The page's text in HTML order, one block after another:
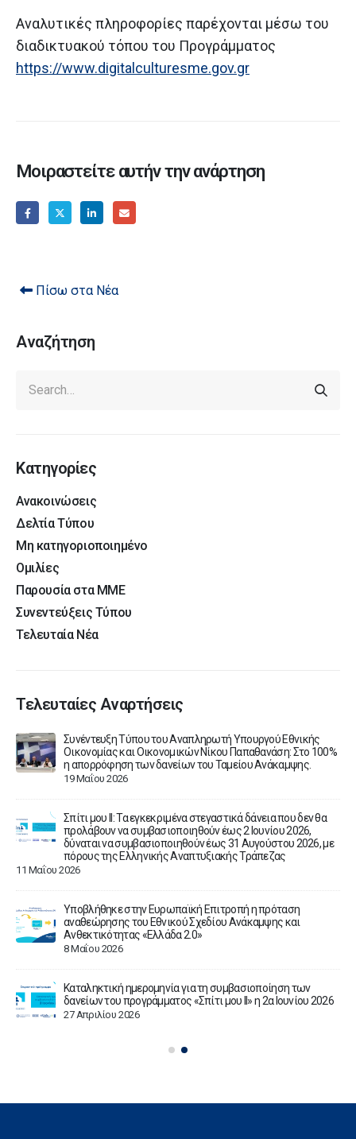
Αναλυτικές πληροφορίες παρέχονται μέσω του
διαδικτυακού τόπου του Προγράμματος
https://www.digitalculturesme.gov.gr
Μοιραστείτε αυτήν την ανάρτηση
Πίσω στα Νέα
Αναζήτηση
Κατηγορίες
Ανακοινώσεις
Δελτία Τύπου
Μη κατηγοριοποιημένο
Ομιλίες
Παρουσία στα ΜΜΕ
Συνεντεύξεις Τύπου
Τελευταία Νέα
Τελευταίες Αναρτήσεις
Συνέντευξη Τύπου του Αναπληρωτή Υπουργού Εθνικής
Οικονομίας και Οικονομικών Νίκου Παπαθανάση: Στο 100%
η απορρόφηση των δανείων του Ταμείου Ανάκαμψης.
19 Μαΐου 2026
Σπίτι μου ΙΙ: Τα εγκεκριμένα στεγαστικά δάνεια που δεν θα
προλάβουν να συμβασιοποιηθούν έως 2 Ιουνίου 2026,
δύναται να συμβασιοποιηθούν έως 31 Αυγούστου 2026, με
πόρους της Ελληνικής Αναπτυξιακής Τράπεζας
11 Μαΐου 2026
Υποβλήθηκε στην Ευρωπαϊκή Επιτροπή η πρόταση
αναθεώρησης του Εθνικού Σχεδίου Ανάκαμψης και
Ανθεκτικότητας «Ελλάδα 2.0»
8 Μαΐου 2026
Καταληκτική ημερομηνία για τη συμβασιοποίηση των
δανείων του προγράμματος «Σπίτι μου ΙΙ» η 2α Ιουνίου 2026
27 Απριλίου 2026